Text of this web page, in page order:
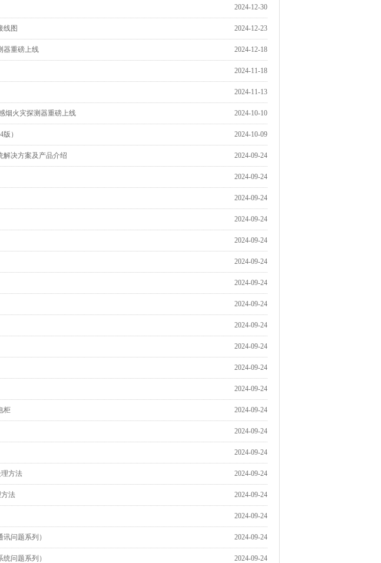
2024-12-30
线图 2024-12-23
器重磅上线 2024-12-18
2024-11-18
2024-11-13
烟火灾探测器重磅上线 2024-10-10
） 2024-10-09
解决方案及产品介绍 2024-09-24
2024-09-24
2024-09-24
2024-09-24
2024-09-24
2024-09-24
2024-09-24
2024-09-24
2024-09-24
2024-09-24
2024-09-24
2024-09-24
柜 2024-09-24
2024-09-24
2024-09-24
方法 2024-09-24
法 2024-09-24
2024-09-24
问题系列） 2024-09-24
问题系列） 2024-09-24